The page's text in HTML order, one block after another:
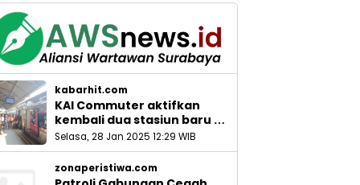
kabarhit.com
KAI Commuter aktifkan
kembali dua stasiun baru di
Sidoarjo_
Selasa, 28 Jan 2025 12:29 WIB
zonaperistiwa.com